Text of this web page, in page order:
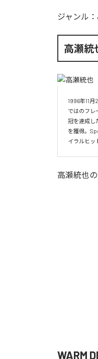
ジャンル：
高瀬統
1996年11
ではのフレ
冠を達成し
を獲得。
イラルヒッ
高瀬統也
WARM